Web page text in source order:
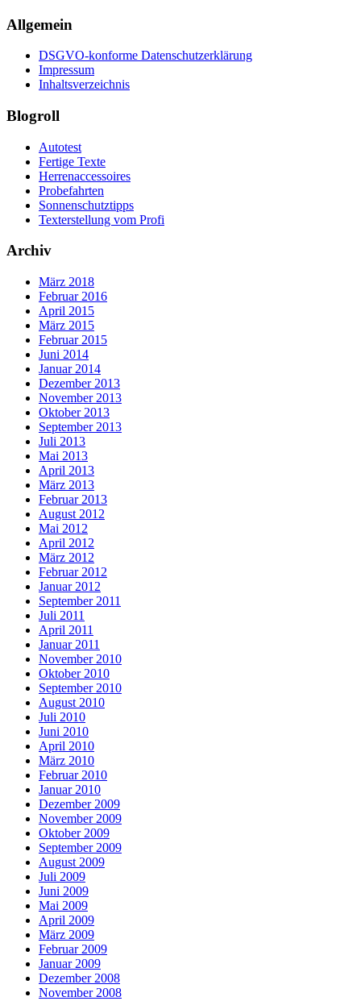
Allgemein
DSGVO-konforme Datenschutzerklärung
Impressum
Inhaltsverzeichnis
Blogroll
Autotest
Fertige Texte
Herrenaccessoires
Probefahrten
Sonnenschutztipps
Texterstellung vom Profi
Archiv
März 2018
Februar 2016
April 2015
März 2015
Februar 2015
Juni 2014
Januar 2014
Dezember 2013
November 2013
Oktober 2013
September 2013
Juli 2013
Mai 2013
April 2013
März 2013
Februar 2013
August 2012
Mai 2012
April 2012
März 2012
Februar 2012
Januar 2012
September 2011
Juli 2011
April 2011
Januar 2011
November 2010
Oktober 2010
September 2010
August 2010
Juli 2010
Juni 2010
April 2010
März 2010
Februar 2010
Januar 2010
Dezember 2009
November 2009
Oktober 2009
September 2009
August 2009
Juli 2009
Juni 2009
Mai 2009
April 2009
März 2009
Februar 2009
Januar 2009
Dezember 2008
November 2008